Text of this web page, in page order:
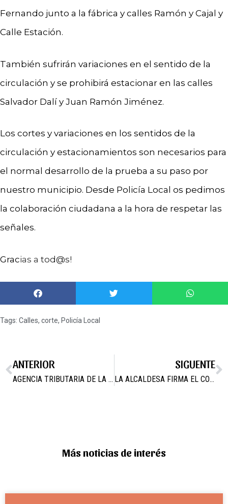
Fernando junto a la fábrica y calles Ramón y Cajal y
Calle Estación.
También sufrirán variaciones en el sentido de la
circulación y se prohibirá estacionar en las calles
Salvador Dalí y Juan Ramón Jiménez.
Los cortes y variaciones en los sentidos de la
circulación y estacionamientos son necesarios para
el normal desarrollo de la prueba a su paso por
nuestro municipio. Desde Policía Local os pedimos
la colaboración ciudadana a la hora de respetar las
señales.
Gracias a tod@s!
Tags: Calles, corte, Policía Local
ANTERIOR
AGENCIA TRIBUTARIA DE LA REGIÓN DE MURCIA
SIGUENTE
LA ALCALDESA FIRMA EL CONVENIO REGULADOR PARA EL DESARROLLO DE ACTIVIDADES DE LA UNIVERSIDAD DEL MAR EN CAMPOS DEL RIO
Más noticias de interés